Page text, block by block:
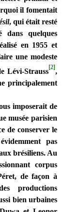
il fomentait
, qui était resté
dans quelques
en 1955 et
une modeste
Lévi-Strauss[2],
principalement
imposerait de
musée parisien
de conserver le
pas
brésiliens. Au
corpus
de façon à
productions
bien urbaines